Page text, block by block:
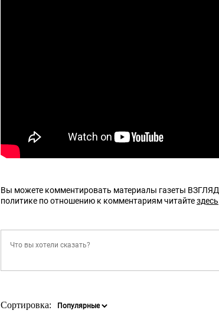
Вы можете комментировать материалы газеты
политике по отношению к комментариям читайтездесь
Сортировка: